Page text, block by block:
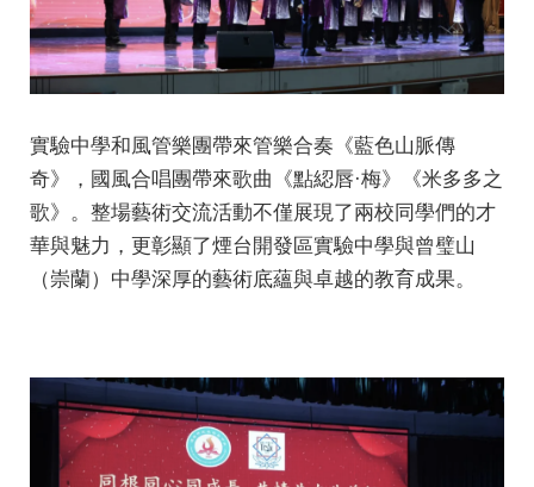
實驗中學和風管樂團帶來管樂合奏《藍色山脈傳
奇》，國風合唱團帶來歌曲《點綛唇·梅》《米多多之
歌》。整場藝術交流活動不僅展現了兩校同學們的才
華與魅力，更彰顯了煙台開發區實驗中學與曾璧山
（崇蘭）中學深厚的藝術底蘊與卓越的教育成果。